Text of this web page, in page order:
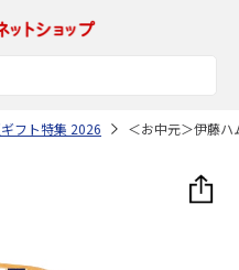
フト特集 2026 ＜お中元＞伊藤